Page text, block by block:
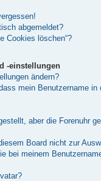
abgemeldet?
Cookies löschen“?
-einstellungen
ändern?
mein Benutzername in
aber die Forenuhr
Board nicht zur
bei meinem